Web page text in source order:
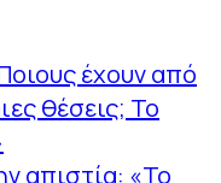
έχουν από
θέσεις; Το
απιστία: «Το